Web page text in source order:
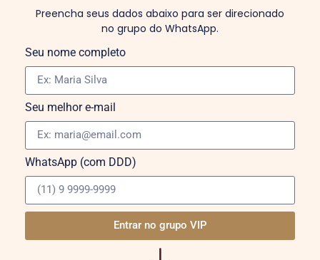
Preencha seus dados abaixo para ser direcionado
no grupo do WhatsApp.
Seu nome completo
Seu melhor e-mail
WhatsApp (com DDD)
Entrar no grupo VIP